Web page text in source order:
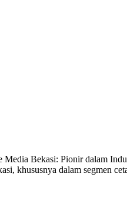
Media Bekasi: Pionir dalam
khususnya dalam segmen